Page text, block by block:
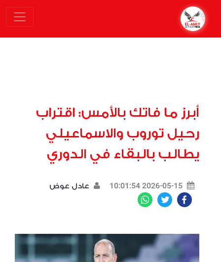
أبرز ما فاتك بالأمس: اقتراب
رحيل توروب والاسماعيلي
يطالب بالبقاء في الدوري
2026-05-15 10:01:54 عادل عوض
Facebook
Twitter